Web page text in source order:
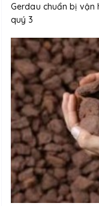
Gerdau chuẩn bị
quý 3